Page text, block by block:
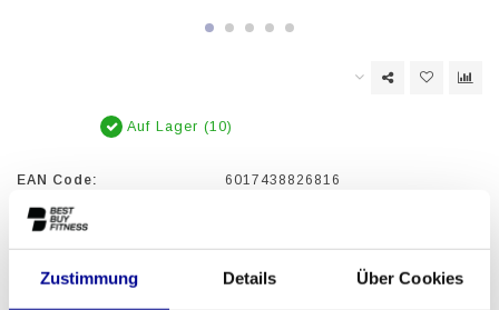
Zustimmung Details Über Cookies
Auf Lager (10)
EAN Code: 6017438826816
Bei Rücksendung Ihres alten Motorsteuergeräts erhalten Sie €